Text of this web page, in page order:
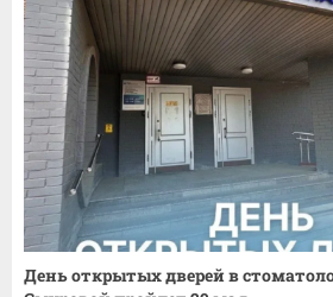
День открытых дверей в